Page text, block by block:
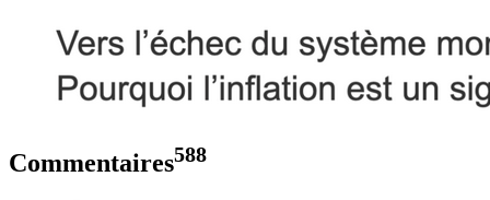
Commentaires588